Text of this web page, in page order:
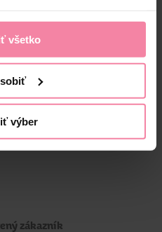
všetko
výber
1,19
Jedn. cena 0,01 / KS
zákazník